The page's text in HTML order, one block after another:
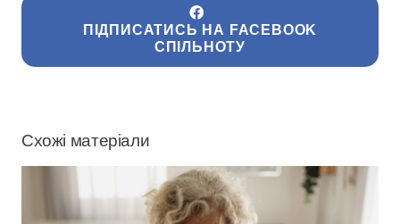
ПІДПИСАТИСЬ НА FACEBOOK
СПІЛЬНОТУ
Схожі матеріали